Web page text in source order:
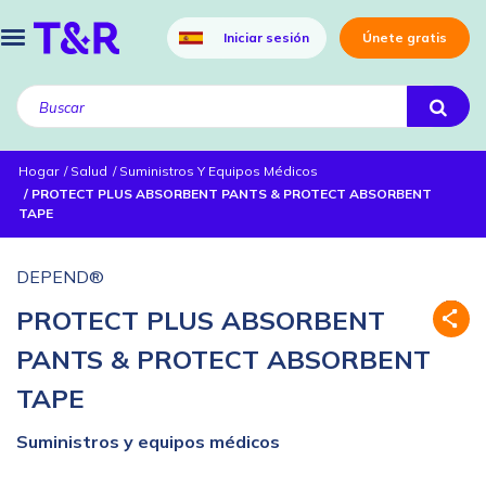
Iniciar sesión Únete gratis
Hogar Salud
Suministros Y Equipos Médicos
PROTECT PLUS ABSORBENT PANTS & PROTECT ABSORBENT
TAPE
DEPEND®
PROTECT PLUS ABSORBENT
PANTS & PROTECT ABSORBENT
TAPE
Suministros y equipos médicos